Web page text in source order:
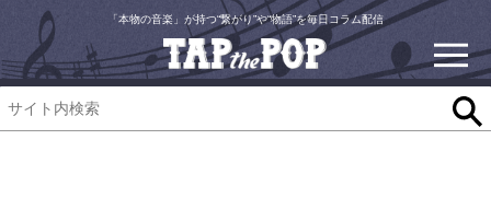
「本物の音楽」が持つ“繋がり”や“物語”を毎日コラム配信